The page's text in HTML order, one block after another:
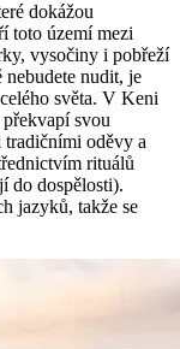
dokážou
toto území mezi
vysočiny i pobřeží
nebudete nudit, je
světa. V Keni
svou
oděvy a
rituálů
do dospělosti).
jazyků, takže se